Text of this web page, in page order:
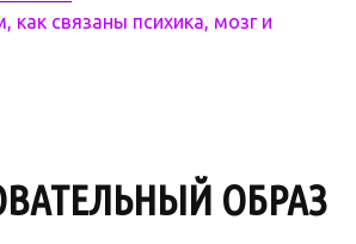
как связаны психика, мозг и
ОБРАЗ